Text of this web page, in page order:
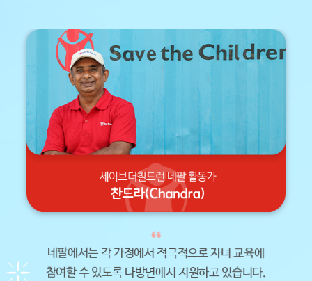
네팔에서는 각 가정에서 적극적으로 자녀 교육에
참여할 수 있도록 다방면에서 지원하고 있습니다.